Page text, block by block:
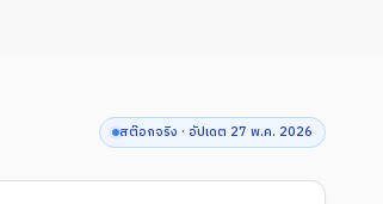
สต๊อกจริง · อัปเดต 27 พ.ค. 2026